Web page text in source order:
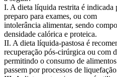
I. A dieta líquida restrita é indicada
preparo para exames, ou com
intolerância alimentar, sendo
densidade calórica e proteica.
II. A dieta líquida-pastosa é
recuperação pós-cirúrgica ou com
permitindo o consumo de
passem por processos de